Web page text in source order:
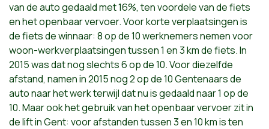
van de auto gedaald met 16%, ten voordele van de fiets
en het openbaar vervoer. Voor korte verplaatsingen is
de fiets de winnaar: 8 op de 10 werknemers nemen voor
woon-werkverplaatsingen tussen 1 en 3 km de fiets. In
2015 was dat nog slechts 6 op de 10. Voor diezelfde
afstand, namen in 2015 nog 2 op de 10 Gentenaars de
auto naar het werk terwijl dat nu is gedaald naar 1 op de
10. Maar ook het gebruik van het openbaar vervoer zit in
de lift in Gent: voor afstanden tussen 3 en 10 km is ten